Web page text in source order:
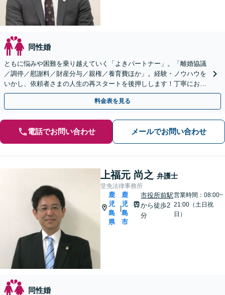
同性婚
ともに悩みや困難を乗り越えていく「よきパートナー」。「離婚協議
／調停／慰謝料／財産分与／親権／養育費ほか」。経験・ノウハウを
いかし、依頼者さまの人生の再スタートを後押しします！丁寧にお話
をうかがい総合的にベストな解決へ【完全個室相談】
料金表を見る
電話でお問い合わせ メールでお問い合わせ
上福元 尚之 弁護士
堂免法律事務所
鹿
児
島
県
鹿
児
島
市
市役所前駅
から徒歩2
分
営業時間：08:00~
21:00（土日祝
日）
同性婚